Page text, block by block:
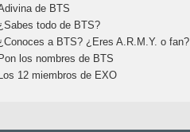
de BTS
todo de BTS?
a BTS? ¿Eres A.R.M.Y. o fan?
los nombres de BTS
12 miembros de EXO